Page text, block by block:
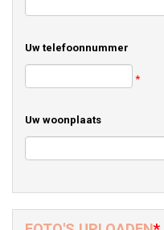
Uw telefoonnummer
*
Uw woonplaats